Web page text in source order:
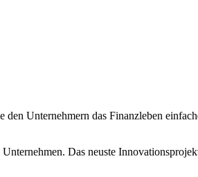
Unternehmern das Finanzleben
Das neuste